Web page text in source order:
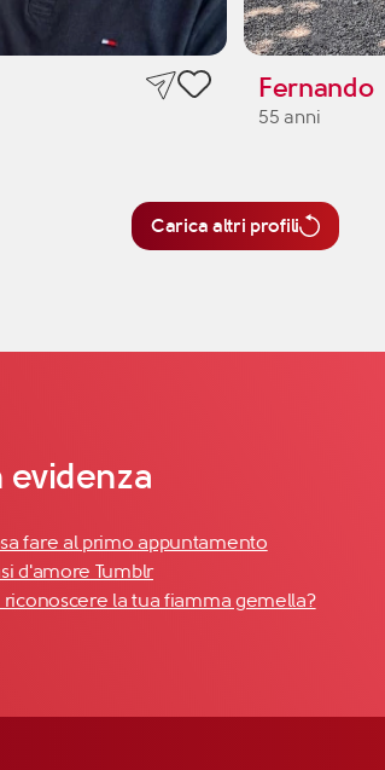
Fernando
55 anni
Carica altri profili
evidenza
fare al primo appuntamento
d'amore Tumblr
riconoscere la tua fiamma gemella?